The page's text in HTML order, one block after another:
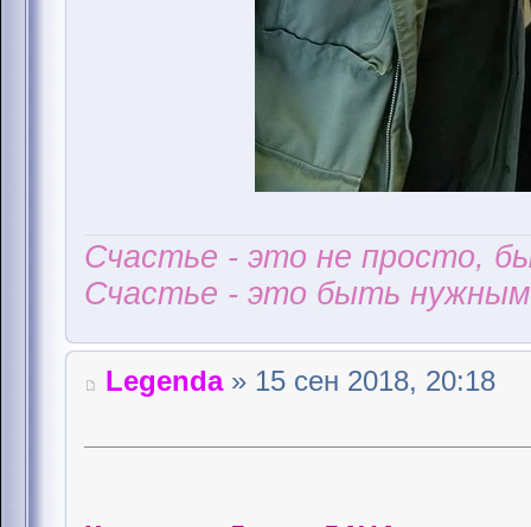
Счастье - это не просто,
Счастье - это быть
Legenda» 15 сен 2018, 20:18